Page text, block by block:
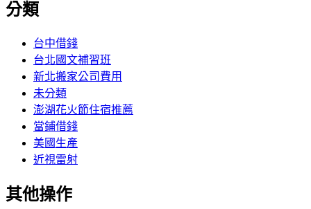
分類
台中借錢
台北國文補習班
新北搬家公司費用
未分類
澎湖花火節住宿推薦
當鋪借錢
美國生產
近視雷射
其他操作